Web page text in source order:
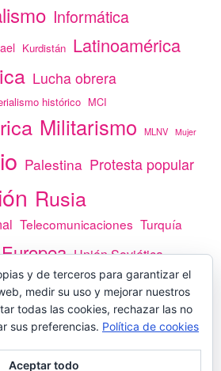
Informática
Kurdistán Latinoamérica
Lucha obrera
histórico MCI
Militarismo MLNV Mujer
Palestina Protesta popular
Rusia
Telecomunicaciones Turquía
Unión Soviética
PREGÚNTANOS
y de terceros para garantizar el
medir su uso y mejorar nuestros
todas las cookies, rechazar las no
sus preferencias. Política de cookies
Aceptar todo